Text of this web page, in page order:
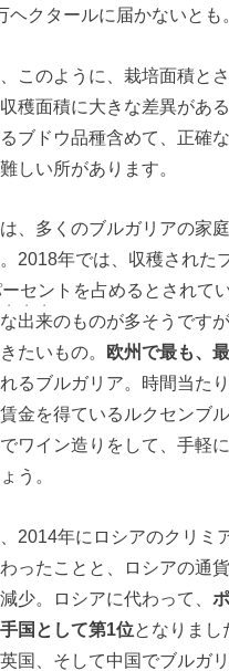
ヘクタールに届かないとも
このように、栽培面積と
穫面積に大きな差異があ
ブドウ品種含めて、正確
しい所があります。
、多くのブルガリアの家
2018年では、収穫された
セントを占めるとされて
出来
・・
のものが多そうです
たいもの。 欧州で最も、
るブルガリア。時間当た
金を得ているルクセンブ
ワイン造りをして、手軽
う。
2014年にロシアのクリミ
ったことと、ロシアの通
少。ロシアに代わって、
国として第1位となりまし
国、そして中国でブルガ